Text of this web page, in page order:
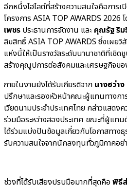
อีกหนึ่งไฮไลต์ที่สร้างความสนใจคือการเ
โครงการ ASIA TOP AWARDS 2026
เพชร ประธานการจัดงาน และคุณรัฐ ริม
ลิขสิทธิ์ ASIA TOP AWARDS ซึ่งเผยวิ
แห่งนี้ให้เป็นรางวัลระดับนานาชาติที่เชิ
สร้างคุณูปการต่อสังคมและเศรษฐกิจขอ
ภายในงานยังได้รับเกียรติจาก นางฮว่า
ปรึกษาและรองหัวหน้าคณะผู้แทนทางก
เวียดนามประจำประเทศไทย กล่าวแสด
ร่วมมือระหว่างสองประเทศ ขณะที่ผู้แท
ได้ร่วมแบ่งปันข้อมูลเกี่ยวกับโอกาสทาง
รับความสนใจจากนักลงทุนทั่วภูมิภาคอย่
ช่วงที่ได้รับเสียงปรบมือมากที่สุดคือ พิธี